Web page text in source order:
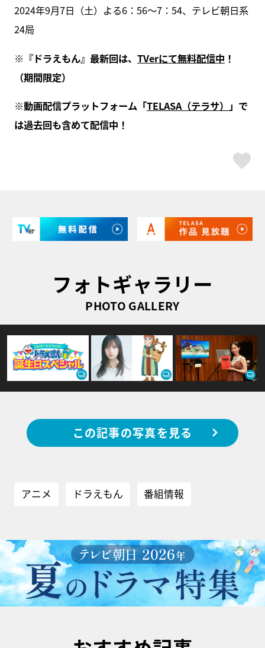
2024年9月7日（土）よる6：56～7：54、テレビ朝日系
24局
※『ドラえもん』最新回は、 TVerにて無料配信中 ！
（期間限定）
※動画配信プラットフォーム「TELASA（テラサ） 」で
は過去回も含めて配信中！
フォトギャラリー
PHOTO GALLERY
この記事の写真を見る
アニメ ドラえもん 番組情報